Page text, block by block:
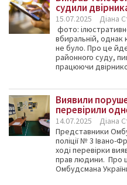
судили
15.07.2025
Діана
фото:
вбиральній, однак
не було. Про це
районного суду,
працюючи
Виявили
перевірили
14.07.2025
Діана
Представники
поліції № 3 Івано-
ході перевірки
прав людини. Про
Омбудсмана